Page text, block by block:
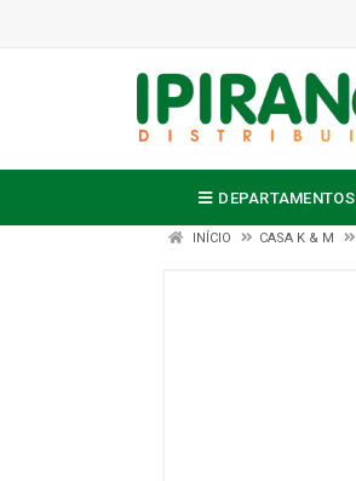
DEPARTAMENTOS
INÍCIO CASA K & M